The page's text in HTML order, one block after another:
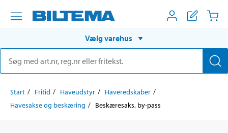
Vælg varehus
Start Fritid Haveudstyr
Haveredskaber
Havesakse og beskæring
Beskæresaks, by-pass